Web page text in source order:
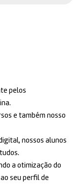
pelos
e também nosso
nossos alunos
a otimização do
seu perfil de